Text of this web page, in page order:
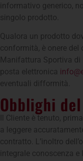
informativo generico,
singolo prodotto.
Qualora un prodotto
conformità, è onere
Manifattura Sportiva di
posta elettronica
eventuali difformità.
Obblighi
Il Cliente è tenuto,
a leggere
contratto. L’inoltro
integrale conoscenza e